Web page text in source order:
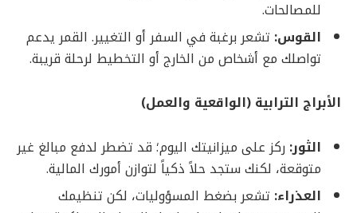
للمصالحات.
القوس: تشعر برغبة في السفر أو التغيير. القمر يدعم
تواصلك مع أشخاص من الخارج أو التخطيط لرحلة قريبة.
الأبراج الترابية (الواقعية والعمل)
الثور: ركز على ميزانيتك اليوم؛ قد تضطر لدفع مبالغ غير
متوقعة، لكنك ستجد حلاً ذكياً لتوازن أمورك المالية.
العذراء: تشعر بضغط المسؤوليات، لكن تنظيمك